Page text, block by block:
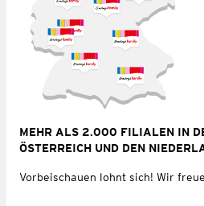
MEHR ALS 2.000 FILIALEN IN
ÖSTERREICH UND DEN
Vorbeischauen lohnt sich! Wir